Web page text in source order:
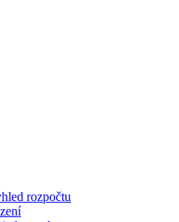
rozpočtu